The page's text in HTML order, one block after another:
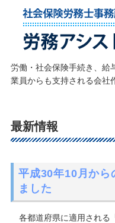
労働・社会保険手続き、給
業員からも支持される会社
業務・報酬のご案内
事務所のご案内
最新情報
平成30年10月から
ました
各都道府県に適用される